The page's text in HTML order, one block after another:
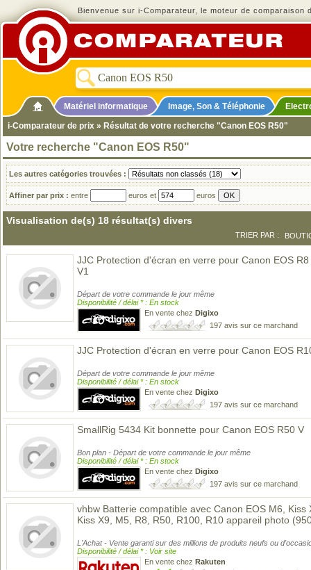
Bienvenue sur i-Comparateur, le moteur de comparaison
Matériel informatique Image, Son & Téléphonie
i-Comparateur de prix » Résultat de votre recherche "Canon EOS R50"
Votre recherche "Canon EOS R50"
Les autres catégories trouvées :
Affiner par prix : entre euros et euros
Visualisation de(s) 18 résultat(s) divers
TRIER PAR :
JJC Protection d'écran en verre pour Canon EOS
V1
Départ de votre commande le jour même
Disponibilité / délai * : En stock
En vente chez Digixo
197 avis sur ce marchand
JJC Protection d'écran en verre pour Canon EOS
Départ de votre commande le jour même
Disponibilité / délai * : En stock
En vente chez Digixo
197 avis sur ce marchand
SmallRig 5434 Kit bonnette pour Canon EOS R50 V
Bon plan - Départ de votre commande le jour même
Disponibilité / délai * : En stock
En vente chez Digixo
197 avis sur ce marchand
vhbw Batterie compatible avec Canon EOS M6, Kiss
Kiss X9, M5, R8, R50, R100, R10 appareil photo
L'Achat - Vente garanti sur des millions de produits neufs ou
Disponibilité / délai * : Voir site
En vente chez Rakuten